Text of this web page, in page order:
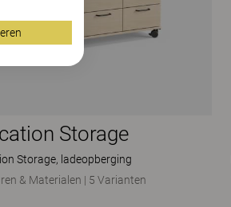
Storage
Storage, ladeopberging
& Materialen | 5 Varianten